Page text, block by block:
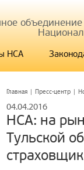
НСА
Главная | Пресс-центр |
04.04.2016
НСА: на
Тульской